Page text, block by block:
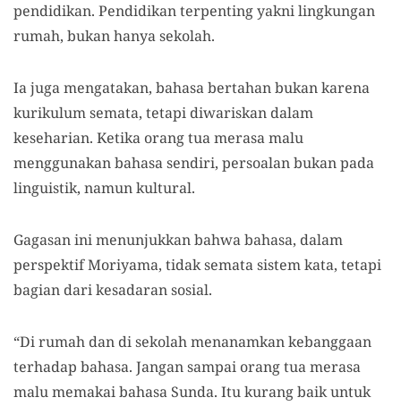
pendidikan. Pendidikan terpenting yakni lingkungan
rumah, bukan hanya sekolah.
Ia juga mengatakan, bahasa bertahan bukan karena
kurikulum semata, tetapi diwariskan dalam
keseharian. Ketika orang tua merasa malu
menggunakan bahasa sendiri, persoalan bukan pada
linguistik, namun kultural.
Gagasan ini menunjukkan bahwa bahasa, dalam
perspektif Moriyama, tidak semata sistem kata, tetapi
bagian dari kesadaran sosial.
“Di rumah dan di sekolah menanamkan kebanggaan
terhadap bahasa. Jangan sampai orang tua merasa
malu memakai bahasa Sunda. Itu kurang baik untuk